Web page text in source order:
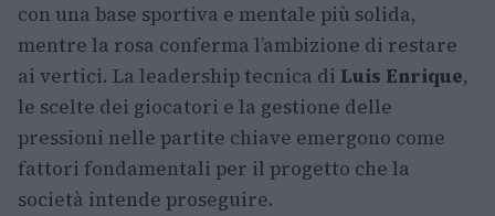
con una base sportiva e mentale più solida,
mentre la rosa conferma l’ambizione di restare
ai vertici. La leadership tecnica di Luis Enrique,
le scelte dei giocatori e la gestione delle
pressioni nelle partite chiave emergono come
fattori fondamentali per il progetto che la
società intende proseguire.